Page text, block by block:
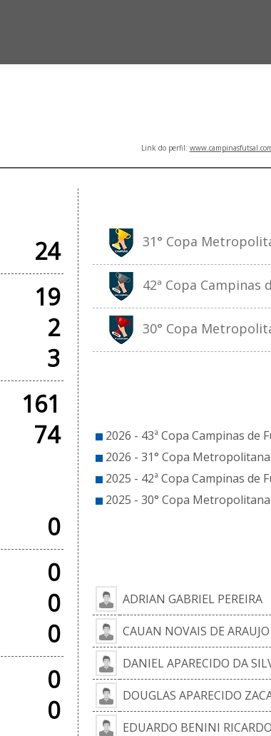
Link do perfil:
24
19
2
3
161
74
0
0
0
0
0
0
31° Copa
42ª Copa Campinas
30° Copa
2026 - 43ª Copa Campinas de
2026 - 31° Copa
2025 - 42ª Copa Campinas de
2025 - 30° Copa
ADRIAN GABRIEL PEREIRA
CAUAN NOVAIS DE ARAUJO
DANIEL APARECIDO DA
DOUGLAS APARECIDO
EDUARDO BENINI RICARDO